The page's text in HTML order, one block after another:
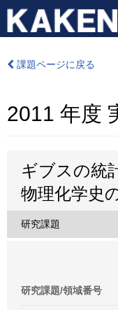
課題ページに戻る
2011 年度
ギブスの統
物理化学史
研究課題
研究課題/領域番号